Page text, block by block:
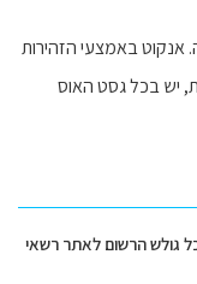
באמצעי הזהירות
יש בכל גסט האוס
גולש הרשום לאתר רשאי